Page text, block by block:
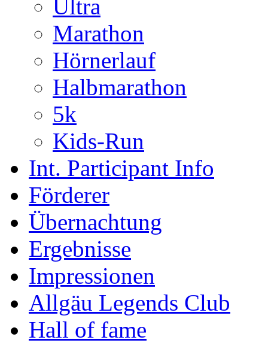
Ultra
Marathon
Hörnerlauf
Halbmarathon
5k
Kids-Run
Int. Participant Info
Förderer
Übernachtung
Ergebnisse
Impressionen
Allgäu Legends Club
Hall of fame